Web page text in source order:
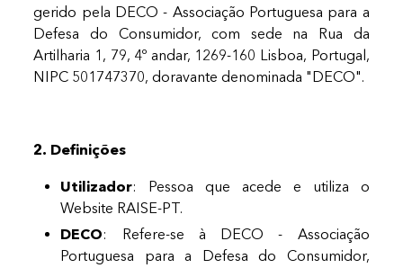
gerido pela DECO - Associação Portuguesa para a
Defesa do Consumidor, com sede na Rua da
Artilharia 1, 79, 4º andar, 1269-160 Lisboa, Portugal,
NIPC 501747370, doravante denominada "DECO".
2. Definições
Utilizador: Pessoa que acede e utiliza o
Website RAISE-PT.
DECO: Refere-se à DECO - Associação
Portuguesa para a Defesa do Consumidor,